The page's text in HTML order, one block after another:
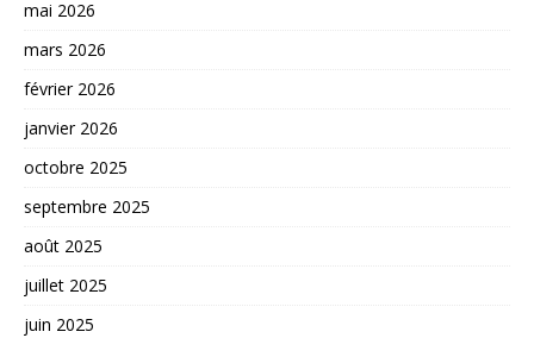
mai 2026
mars 2026
février 2026
janvier 2026
octobre 2025
septembre 2025
août 2025
juillet 2025
juin 2025